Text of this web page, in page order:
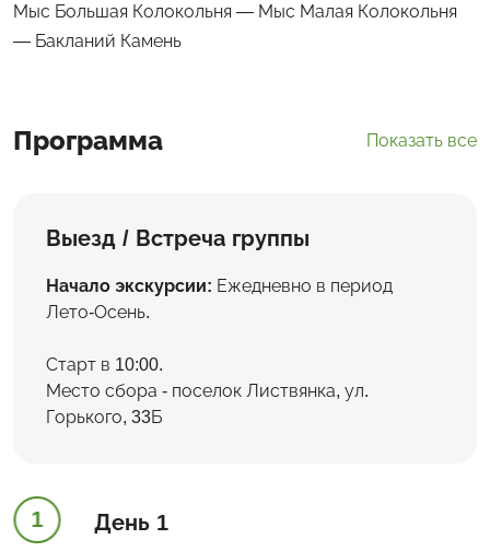
Мыс Большая Колокольня — Мыс Малая Колокольня
— Бакланий Камень
Программа Показать все
Выезд / Встреча группы
Начало экскурсии: Ежедневно в период
Лето-Осень.
Старт в 10:00.
Место сбора - поселок Листвянка, ул.
Горького, 33Б
1 День 1